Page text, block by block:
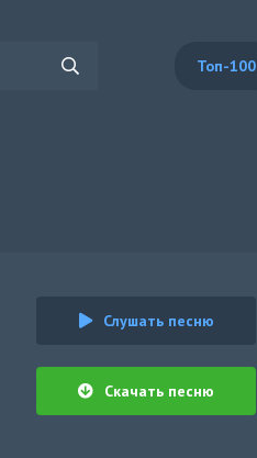
Топ-100
Слушать песню
Скачать песню